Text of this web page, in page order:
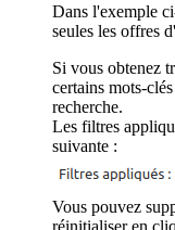
Dans l'exemple
seules les offres
Si vous obtenez
certains mots-
recherche.
Les filtres
suivante :
Vous pouvez